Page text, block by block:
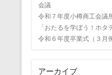
会議
令和７年度小樽商工会議
「おたるを学ぼう！ホタ
令和６年度卒業式（３月
アーカイブ